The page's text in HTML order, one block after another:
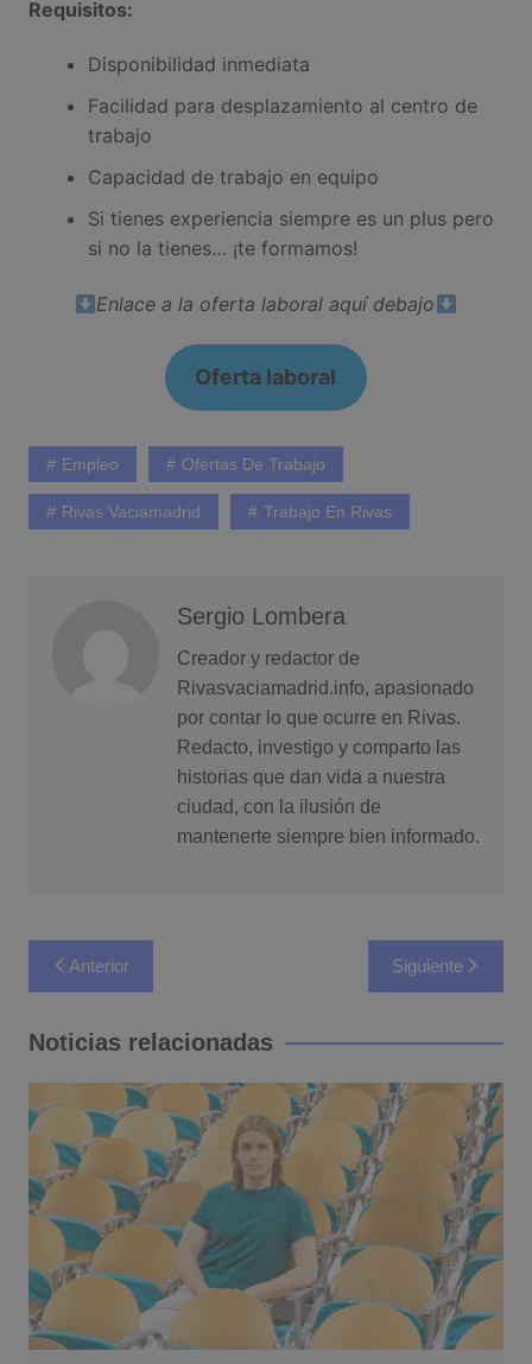
Requisitos:
Disponibilidad inmediata
Facilidad para desplazamiento al centro de
trabajo
Capacidad de trabajo en equipo
Si tienes experiencia siempre es un plus pero
si no la tienes… ¡te formamos!
Enlace a la oferta laboral aquí debajo
Oferta laboral
Empleo Ofertas De Trabajo
Rivas Vaciamadrid Trabajo En Rivas
Sergio Lombera
Creador y redactor de
Rivasvaciamadrid.info, apasionado
por contar lo que ocurre en Rivas.
Redacto, investigo y comparto las
historias que dan vida a nuestra
ciudad, con la ilusión de
mantenerte siempre bien informado.
Navegación
de
entradas
Anterior Siguiente
Noticias relacionadas